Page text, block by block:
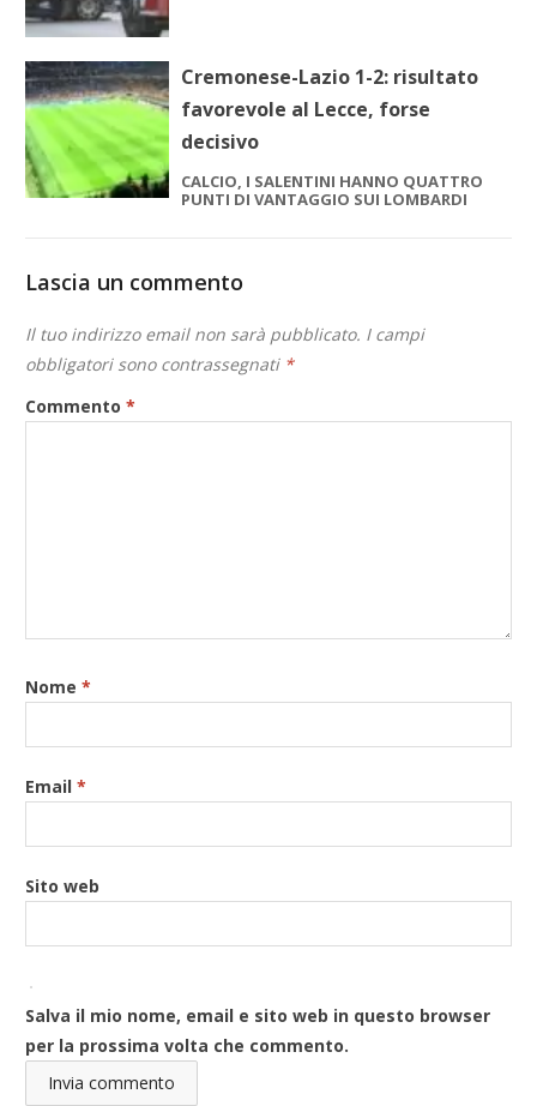
Cremonese-Lazio 1-2: risultato
favorevole al Lecce, forse
decisivo
CALCIO, I SALENTINI HANNO QUATTRO
PUNTI DI VANTAGGIO SUI LOMBARDI
Lascia un commento
Il tuo indirizzo email non sarà pubblicato. I campi
obbligatori sono contrassegnati *
Commento*
Nome*
Email*
Sito web
Salva il mio nome, email e sito web in questo browser
per la prossima volta che commento.